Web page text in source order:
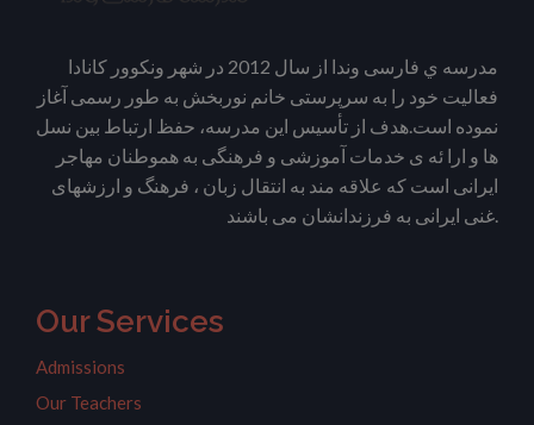
مدرسه ي فارسی وندا از سال 2012 در شهر ونکوور کانادا
فعالیت خود را به سرپرستی خانم نوربخش به طور رسمی آغاز
نموده است.هدف از تأسیس این مدرسه، حفظ ارتباط بین نسل
ها و ارا ئه ی خدمات آموزشی و فرهنگی به هموطنان مهاجر
ایرانی است که علاقه مند به انتقال زبان ، فرهنگ و ارزشهای
Our Services
Admissions
Our Teachers